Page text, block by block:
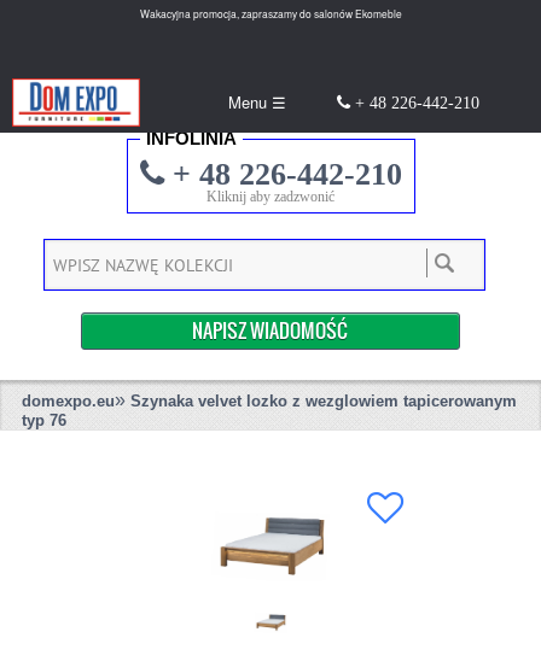
Wakacyjna promocja, zapraszamy do salonów Ekomeble
Menu ☰ + 48 226-442-210
INFOLINIA
+ 48 226-442-210
Kliknij aby zadzwonić
NAPISZ WIADOMOŚĆ
domexpo.eu» Szynaka velvet lozko z wezglowiem tapicerowanym
typ 76